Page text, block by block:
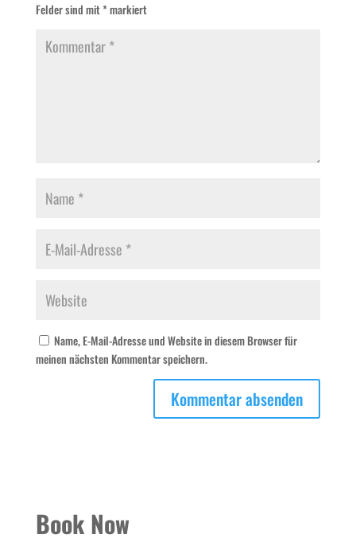
Felder sind mit*markiert
Name, E-Mail-Adresse und Website in diesem Browser für
meinen nächsten Kommentar speichern.
Book Now